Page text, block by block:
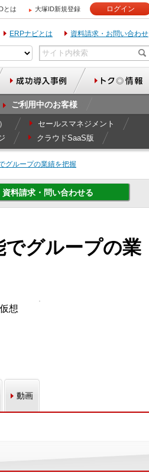
とは 大塚ID新規登録 ログイン
ERPナビとは 資料請求・お問い合わせ
ご利用中のお客様
セールスマネジメント
クラウドSaaS版
グループの業績を把握
資料請求・問い合わせる
グループの業
想
動画